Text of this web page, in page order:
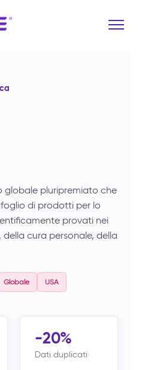
globale pluripremiato che
di prodotti per lo
provati nei
cura personale, della
Globale USA
-20%
Dati duplicati